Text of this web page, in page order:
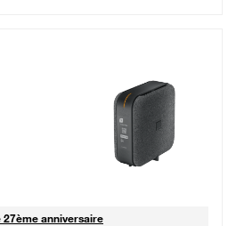
puis 49,99 € par mois, Sans engagement
27ème anniversaire